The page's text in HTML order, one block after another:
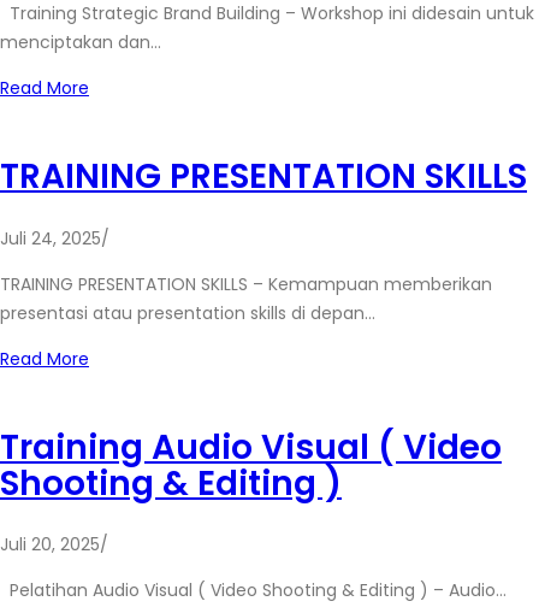
Training Strategic Brand Building – Workshop ini didesain untuk
menciptakan dan…
Read More
TRAINING PRESENTATION SKILLS
Juli 24, 2025/
TRAINING PRESENTATION SKILLS – Kemampuan memberikan
presentasi atau presentation skills di depan…
Read More
Training Audio Visual ( Video
Shooting & Editing )
Juli 20, 2025/
Pelatihan Audio Visual ( Video Shooting & Editing ) – Audio…